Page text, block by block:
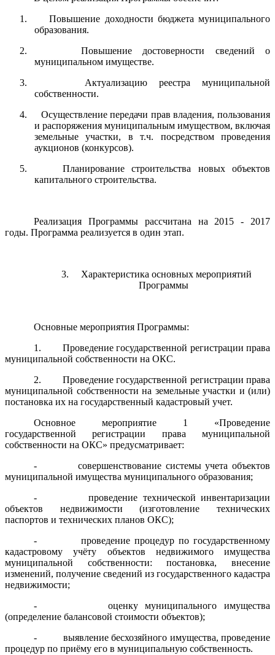
1. Повышение доходности бюджета муниципального
образования.
2. Повышение достоверности сведений о
муниципальном имуществе.
3. Актуализацию реестра муниципальной
собственности.
4. Осуществление передачи прав владения, пользования
и распоряжения муниципальным имуществом, включая
земельные участки, в т.ч. посредством проведения
аукционов (конкурсов).
5. Планирование строительства новых объектов
капитального строительства.
Реализация Программы рассчитана на 2015 - 2017
годы. Программа реализуется в один этап.
3. Характеристика основных мероприятий
Программы
Основные мероприятия Программы:
1. Проведение государственной регистрации права
муниципальной собственности на ОКС.
2. Проведение государственной регистрации права
муниципальной собственности на земельные участки и (или)
постановка их на государственный кадастровый учет.
Основное мероприятие 1 «Проведение
государственной регистрации права муниципальной
собственности на ОКС» предусматривает:
- совершенствование системы учета объектов
муниципальной имущества муниципального образования;
- проведение технической инвентаризации
объектов недвижимости (изготовление технических
паспортов и технических планов ОКС);
- проведение процедур по государственному
кадастровому учёту объектов недвижимого имущества
муниципальной собственности: постановка, внесение
изменений, получение сведений из государственного кадастра
недвижимости;
- оценку муниципального имущества
(определение балансовой стоимости объектов);
- выявление бесхозяйного имущества, проведение
процедур по приёму его в муниципальную собственность.